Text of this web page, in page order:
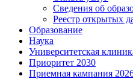
Сведения об
Реестр открытых
Образование
Наука
Университетская
Приоритет 2030
Приемная кампания